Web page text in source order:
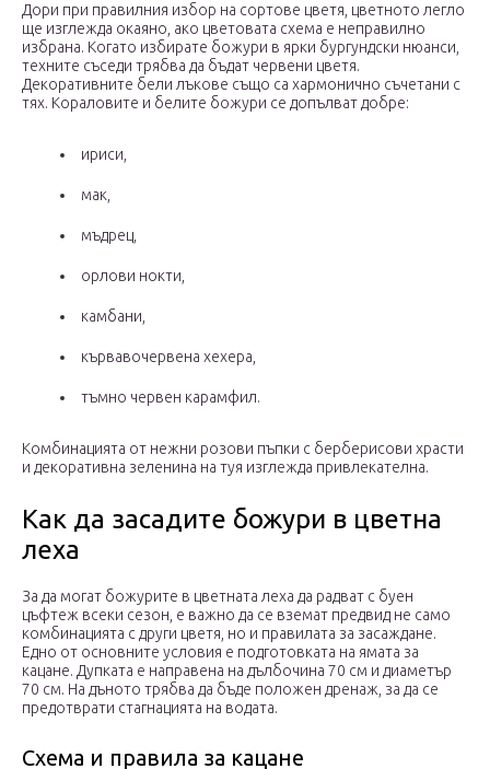
Дори при правилния избор на сортове цветя, цветното легло
ще изглежда окаяно, ако цветовата схема е неправилно
избрана. Когато избирате божури в ярки бургундски нюанси,
техните съседи трябва да бъдат червени цветя.
Декоративните бели лъкове също са хармонично съчетани с
тях. Кораловите и белите божури се допълват добре:
ириси,
мак,
мъдрец,
орлови нокти,
камбани,
кървавочервена хехера,
тъмно червен карамфил.
Комбинацията от нежни розови пъпки с берберисови храсти
и декоративна зеленина на туя изглежда привлекателна.
Как да засадите божури в цветна
леха
За да могат божурите в цветната леха да радват с буен
цъфтеж всеки сезон, е важно да се вземат предвид не само
комбинацията с други цветя, но и правилата за засаждане.
Едно от основните условия е подготовката на ямата за
кацане. Дупката е направена на дълбочина 70 см и диаметър
70 см. На дъното трябва да бъде положен дренаж, за да се
предотврати стагнацията на водата.
Схема и правила за кацане